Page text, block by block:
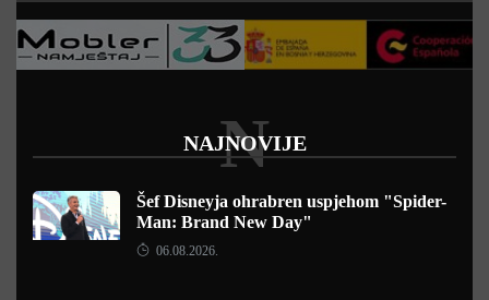
NAJNOVIJE
N
Šef Disneyja ohrabren uspjehom "Spider-
Man: Brand New Day"
06.08.2026.